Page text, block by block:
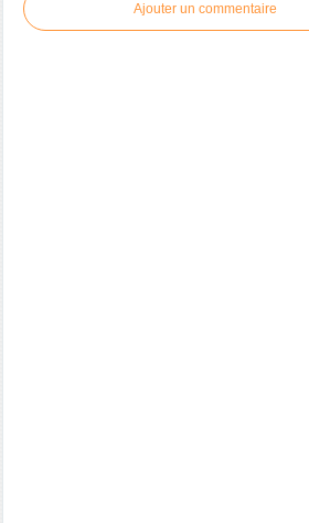
Ajouter un commentaire